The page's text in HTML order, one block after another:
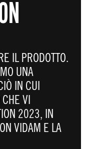
IL PRODOTTO.
UNA
IN CUI
VI
2023, IN
VIDAM E LA